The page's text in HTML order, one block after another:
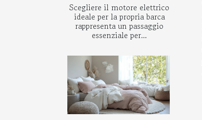
Scegliere il motore elettrico
ideale per la propria barca
rappresenta un passaggio
essenziale per...